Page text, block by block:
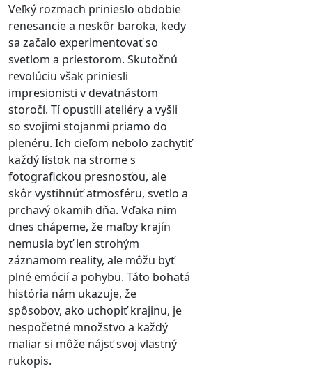
Veľký rozmach prinieslo obdobie
renesancie a neskôr baroka, kedy
sa začalo experimentovať so
svetlom a priestorom. Skutočnú
revolúciu však priniesli
impresionisti v devätnástom
storočí. Tí opustili ateliéry a vyšli
so svojimi stojanmi priamo do
plenéru. Ich cieľom nebolo zachytiť
každý lístok na strome s
fotografickou presnosťou, ale
skôr vystihnúť atmosféru, svetlo a
prchavý okamih dňa. Vďaka nim
dnes chápeme, že maľby krajín
nemusia byť len strohým
záznamom reality, ale môžu byť
plné emócií a pohybu. Táto bohatá
história nám ukazuje, že
spôsobov, ako uchopiť krajinu, je
nespočetné množstvo a každý
maliar si môže nájsť svoj vlastný
rukopis.